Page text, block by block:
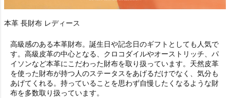
本革 長財布 レディース
高級感のある本革財布。誕生日や記念日のギフトとしても人気で
す。高級皮革の中心となる、クロコダイルやオーストリッチ、パ
イソンなど本革にこだわった財布を取り扱っています。天然皮革
を使った財布が持つ人のステータスをあげるだけでなく、気分も
あげてくれる。持っていることを思わず自慢したくなるような財
布を多数取り扱っています。